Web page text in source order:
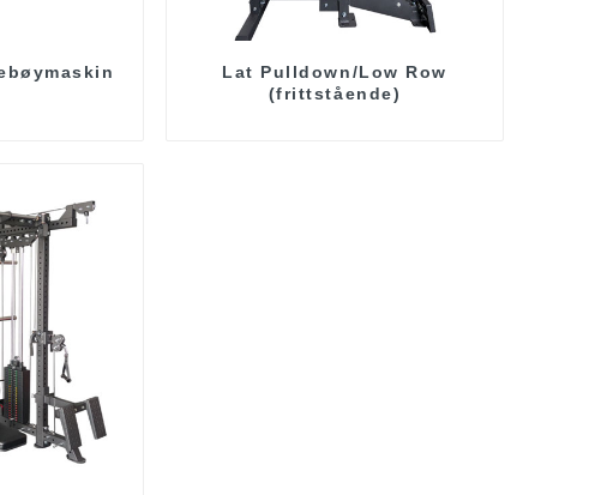
Lat Pulldown/Low Row
(frittstående)